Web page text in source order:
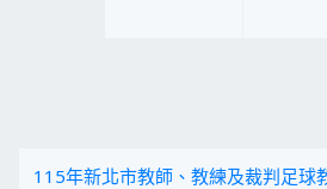
115年新北市教師、教練及裁判足球